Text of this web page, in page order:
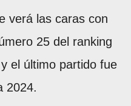
verá las caras con
25 del ranking
el último partido fue
2024.